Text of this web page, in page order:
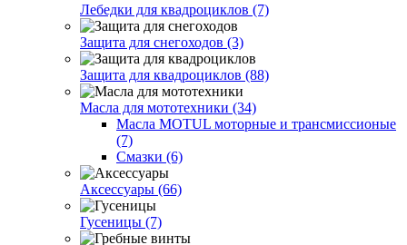
Лебедки для квадроциклов (7)
Защита для снегоходов (3)
Защита для квадроциклов (88)
Масла для мототехники (34)
Масла MOTUL моторные и трансмиссионые
(7)
Смазки (6)
Аксессуары (66)
Гусеницы (7)